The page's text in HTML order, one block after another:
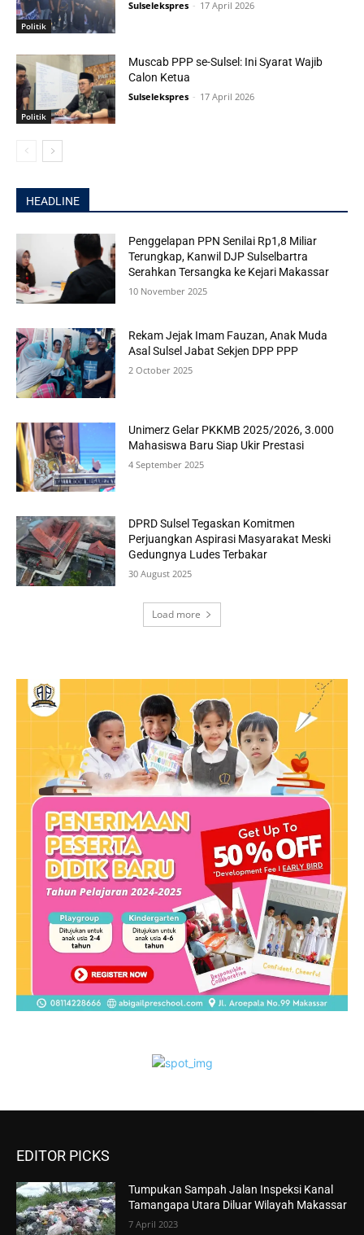
Politik
Sulselekspres - 17 April 2026
Politik
Muscab PPP se-Sulsel: Ini Syarat Wajib
Calon Ketua
Sulselekspres - 17 April 2026
HEADLINE
Penggelapan PPN Senilai Rp1,8 Miliar
Terungkap, Kanwil DJP Sulselbartra
Serahkan Tersangka ke Kejari Makassar
10 November 2025
Rekam Jejak Imam Fauzan, Anak Muda
Asal Sulsel Jabat Sekjen DPP PPP
2 October 2025
Unimerz Gelar PKKMB 2025/2026, 3.000
Mahasiswa Baru Siap Ukir Prestasi
4 September 2025
DPRD Sulsel Tegaskan Komitmen
Perjuangkan Aspirasi Masyarakat Meski
Gedungnya Ludes Terbakar
30 August 2025
Load more
EDITOR PICKS
Tumpukan Sampah Jalan Inspeksi Kanal
Tamangapa Utara Diluar Wilayah Makassar
7 April 2023